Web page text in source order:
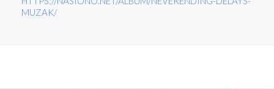
MUZAK/